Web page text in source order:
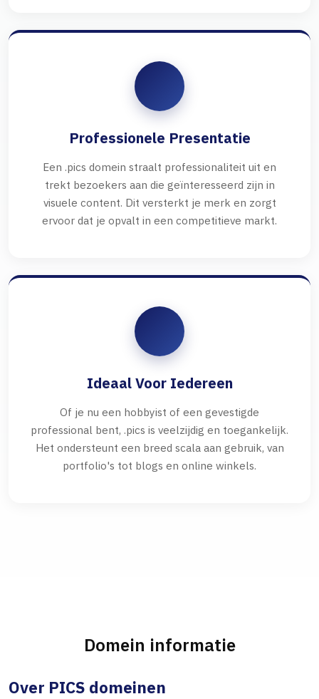
Professionele Presentatie
Een .pics domein straalt professionaliteit uit en
trekt bezoekers aan die geïnteresseerd zijn in
visuele content. Dit versterkt je merk en zorgt
ervoor dat je opvalt in een competitieve markt.
Ideaal Voor Iedereen
Of je nu een hobbyist of een gevestigde
professional bent, .pics is veelzijdig en toegankelijk.
Het ondersteunt een breed scala aan gebruik, van
portfolio's tot blogs en online winkels.
Domein informatie
Over PICS domeinen